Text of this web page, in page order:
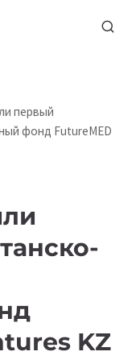
первый
фонд FutureMED
KZ